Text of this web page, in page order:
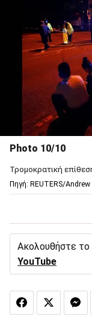
Photo 10/10
Τρομοκρατική
Πηγή: REUTERS/Andrew
Ακολουθήστε το
YouTube